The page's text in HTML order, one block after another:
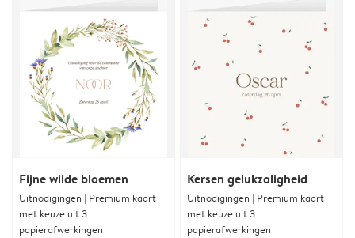
Fijne wilde bloemen
Uitnodigingen | Premium kaart
met keuze uit 3
papierafwerkingen
Kersen gelukzaligheid
Uitnodigingen | Premium kaart
met keuze uit 3
papierafwerkingen